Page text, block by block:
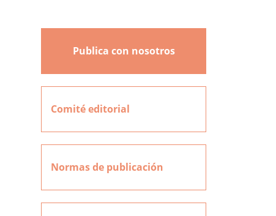
Publica con nosotros
Comité editorial
Normas de publicación